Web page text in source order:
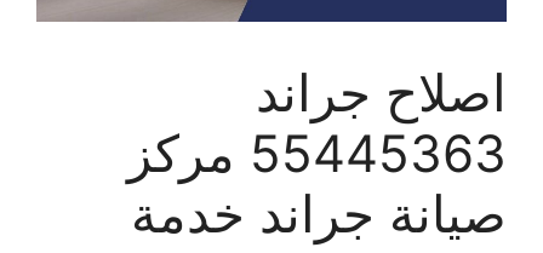
اصلاح جراند
55445363 مركز
صيانة جراند خدمة